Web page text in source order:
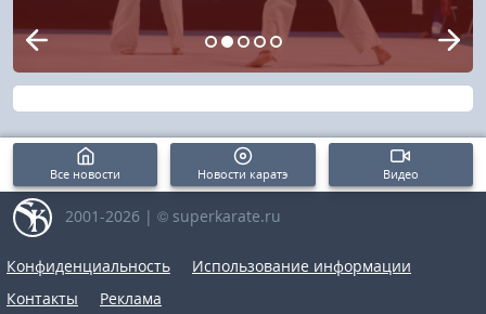
Все новости Новости каратэ Видео
2001-2026 | © superkarate.ru
Конфиденциальность
Использование информации
Контакты
Реклама